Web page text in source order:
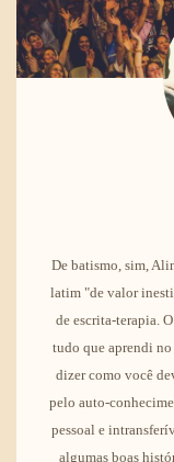
De batismo, sim,
latim "de valor
de escrita-terapia.
tudo que aprendi no
dizer como você
pelo auto-
pessoal e
algumas boas